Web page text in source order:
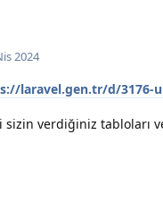
2024
laravel.gen.tr/d/3176-
verdiğiniz tabloları